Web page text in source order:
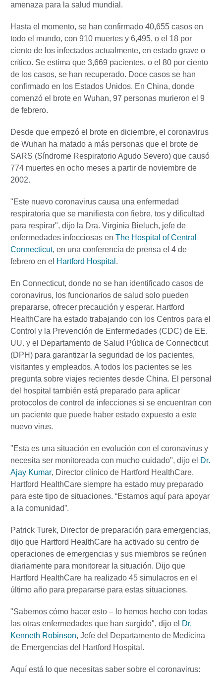
amenaza para la salud mundial.
Hasta el momento, se han confirmado 40,655 casos en
todo el mundo, con 910 muertes y 6,495, o el 18 por
ciento de los infectados actualmente, en estado grave o
crítico. Se estima que 3,669 pacientes, o el 80 por ciento
de los casos, se han recuperado. Doce casos se han
confirmado en los Estados Unidos. En China, donde
comenzó el brote en Wuhan, 97 personas murieron el 9
de febrero.
Desde que empezó el brote en diciembre, el coronavirus
de Wuhan ha matado a más personas que el brote de
SARS (Síndrome Respiratorio Agudo Severo) que causó
774 muertes en ocho meses a partir de noviembre de
2002.
"Este nuevo coronavirus causa una enfermedad
respiratoria que se manifiesta con fiebre, tos y dificultad
para respirar", dijo la Dra. Virginia Bieluch, jefe de
enfermedades infecciosas en The Hospital of Central
Connecticut, en una conferencia de prensa el 4 de
febrero en el Hartford Hospital .
En Connecticut, donde no se han identificado casos de
coronavirus, los funcionarios de salud solo pueden
prepararse, ofrecer precaución y esperar. Hartford
HealthCare ha estado trabajando con los Centros para el
Control y la Prevención de Enfermedades (CDC) de EE.
UU. y el Departamento de Salud Pública de Connecticut
(DPH) para garantizar la seguridad de los pacientes,
visitantes y empleados. A todos los pacientes se les
pregunta sobre viajes recientes desde China. El personal
del hospital también está preparado para aplicar
protocolos de control de infecciones si se encuentran con
un paciente que puede haber estado expuesto a este
nuevo virus.
"Esta es una situación en evolución con el coronavirus y
necesita ser monitoreada con mucho cuidado", dijo el Dr.
Ajay Kumar, Director clínico de Hartford HealthCare.
Hartford HealthCare siempre ha estado muy preparado
para este tipo de situaciones. “Estamos aquí para apoyar
a la comunidad”.
Patrick Turek, Director de preparación para emergencias,
dijo que Hartford HealthCare ha activado su centro de
operaciones de emergencias y sus miembros se reúnen
diariamente para monitorear la situación. Dijo que
Hartford HealthCare ha realizado 45 simulacros en el
último año para prepararse para estas situaciones.
"Sabemos cómo hacer esto – lo hemos hecho con todas
las otras enfermedades que han surgido", dijo el Dr.
Kenneth Robinson, Jefe del Departamento de Medicina
de Emergencias del Hartford Hospital.
Aquí está lo que necesitas saber sobre el coronavirus: